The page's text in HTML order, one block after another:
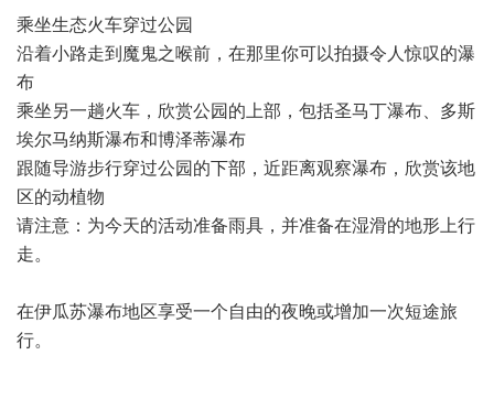
乘坐生态火车穿过公园
沿着小路走到魔鬼之喉前，在那里你可以拍摄令人惊叹的瀑
布
乘坐另一趟火车，欣赏公园的上部，包括圣马丁瀑布、多斯
埃尔马纳斯瀑布和博泽蒂瀑布
跟随导游步行穿过公园的下部，近距离观察瀑布，欣赏该地
区的动植物
请注意：为今天的活动准备雨具，并准备在湿滑的地形上行
走。
在伊瓜苏瀑布地区享受一个自由的夜晚或增加一次短途旅
行。